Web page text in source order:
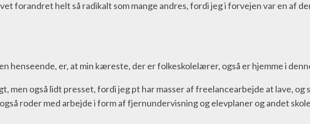
forandret helt så radikalt som mange andres, fordi jeg i forvejen var en af
henseende, er, at min kæreste, der er folkeskolelærer, også er hjemme i
men også lidt presset, fordi jeg pt har masser af freelancearbejde at lave,
roder med arbejde i form af fjernundervisning og elevplaner og andet